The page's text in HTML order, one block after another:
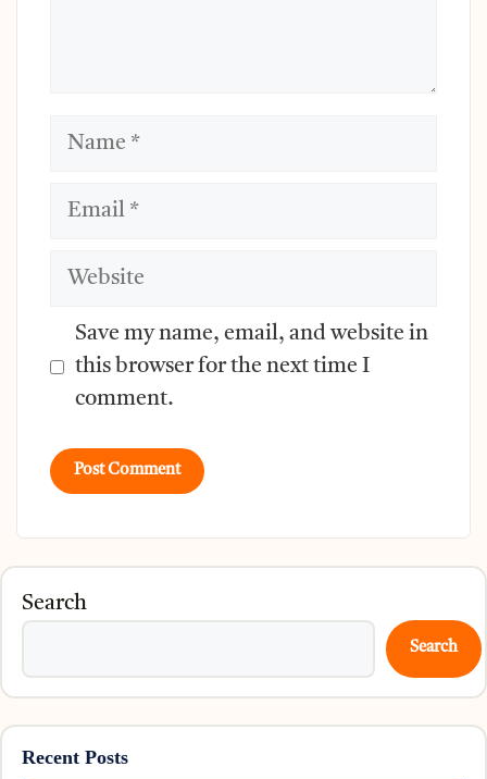
Name
Email
Website
Save my name, email, and website in
this browser for the next time I
comment.
Search
Search
Recent Posts